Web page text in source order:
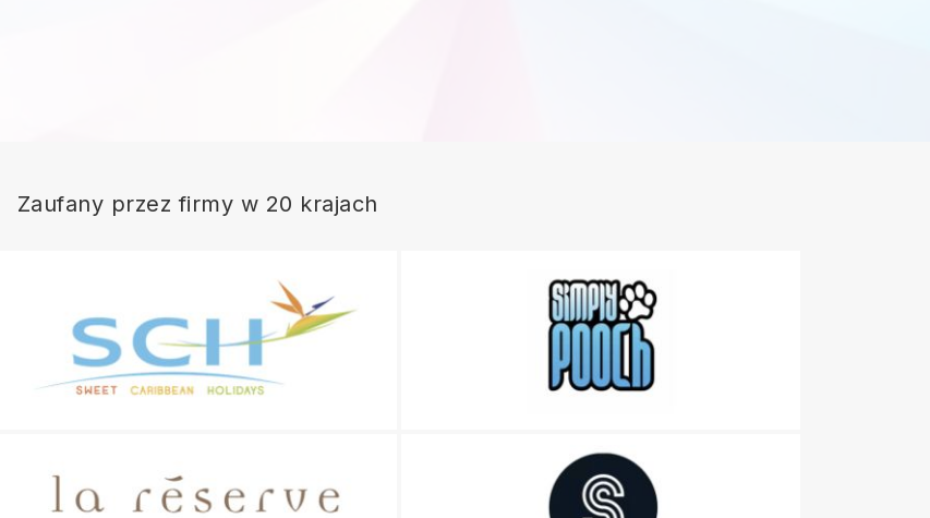
Zaufany przez firmy w 20 krajach